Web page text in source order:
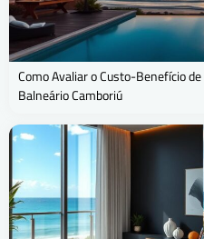
Como Avaliar o Custo-Benefício
Balneário Camboriú